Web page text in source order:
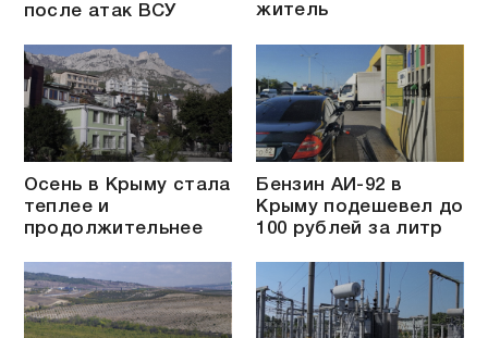
после атак ВСУ
житель
Осень в Крыму стала
теплее и
продолжительнее
Бензин АИ-92 в
Крыму подешевел до
100 рублей за литр